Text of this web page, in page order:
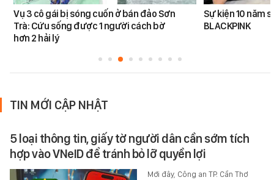
Vụ 3 cô gái bị sóng cuốn ở bán đảo Sơn
Trà: Cứu sống được 1 người cách bờ
hơn 2 hải lý
Sự kiện 10 năm
BLACKPINK
TIN MỚI CẬP NHẬT
5 loại thông tin, giấy tờ người dân cần sớm tích
hợp vào VNeID để tránh bỏ lỡ quyền lợi
Mới đây, Công an TP. Cần Thơ